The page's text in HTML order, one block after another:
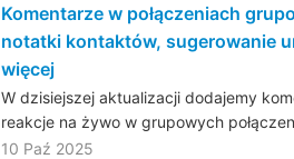
Komentarze w połączeniach
notatki kontaktów, sugerowanie
więcej
W dzisiejszej aktualizacji dodajemy
reakcje na żywo w grupowych
10 Paź 2025